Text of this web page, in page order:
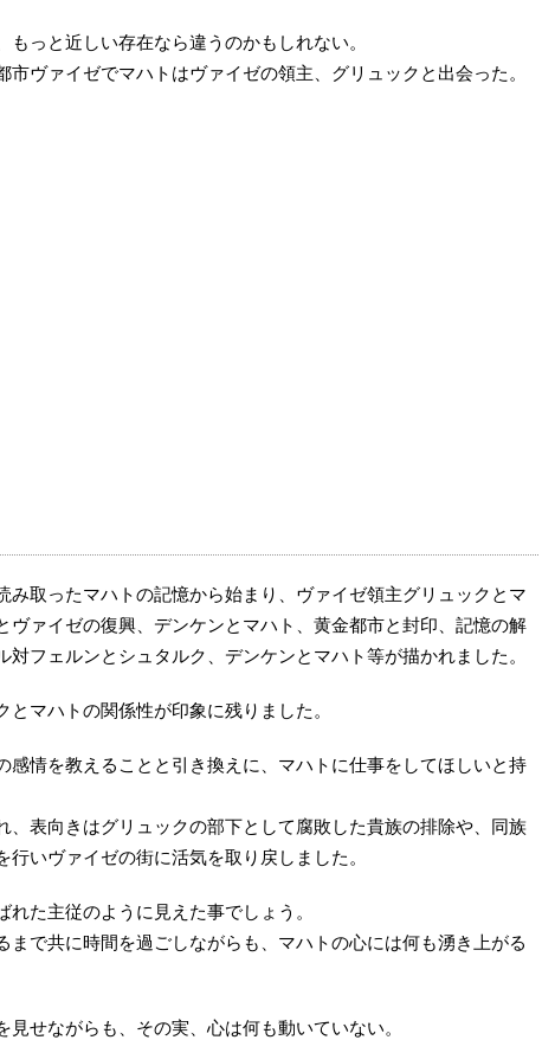
もっと近しい存在なら違うのかもしれない。
市ヴァイゼでマハトはヴァイゼの領主、グリュックと出会った。
み取ったマハトの記憶から始まり、ヴァイゼ領主グリュックとマ
ヴァイゼの復興、デンケンとマハト、黄金都市と封印、記憶の解
対フェルンとシュタルク、デンケンとマハト等が描かれました。
マハトの関係性が印象に残りました。
感情を教えることと引き換えに、マハトに仕事をしてほしいと持
、表向きはグリュックの部下として腐敗した貴族の排除や、同族
行いヴァイゼの街に活気を取り戻しました。
れた主従のように見えた事でしょう。
まで共に時間を過ごしながらも、マハトの心には何も湧き上がる
見せながらも、その実、心は何も動いていない。